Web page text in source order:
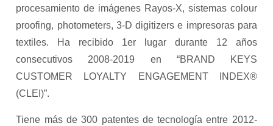
procesamiento de imágenes Rayos-X, sistemas colour
proofing, photometers, 3-D digitizers e impresoras para
textiles. Ha recibido 1er lugar durante 12 años
consecutivos 2008-2019 en “BRAND KEYS
CUSTOMER LOYALTY ENGAGEMENT INDEX®
(CLEI)”.
Tiene más de 300 patentes de tecnología entre 2012-